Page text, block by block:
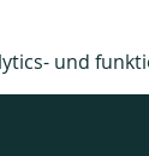
und